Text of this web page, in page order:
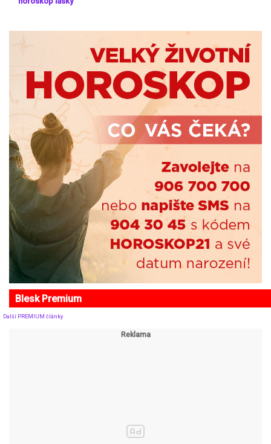
Blesk Premium
Další PREMIUM články